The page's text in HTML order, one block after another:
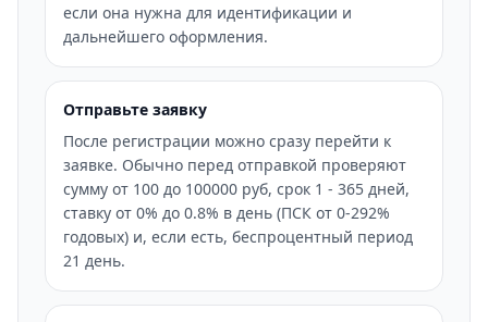
если она нужна для идентификации и
дальнейшего оформления.
Отправьте заявку
После регистрации можно сразу перейти к
заявке. Обычно перед отправкой проверяют
сумму от 100 до 100000 руб, срок 1 - 365 дней,
ставку от 0% до 0.8% в день (ПСК от 0-292%
годовых) и, если есть, беспроцентный период
21 день.